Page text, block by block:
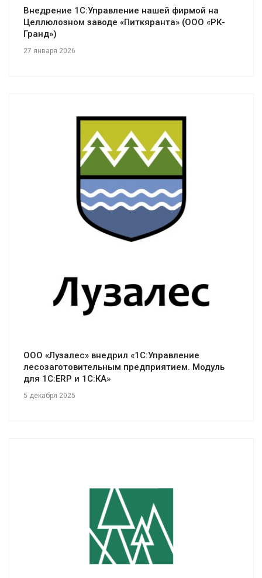
Внедрение 1С:Управление нашей фирмой на
Целлюлозном заводе «Питкяранта» (ООО «РК-
Гранд»)
27 января 2026
Смотреть проект
ООО «Лузалес» внедрил «1С:Управление
лесозаготовительным предприятием. Модуль
для 1С:ERP и 1С:КА»
5 декабря 2025
Смотреть проект